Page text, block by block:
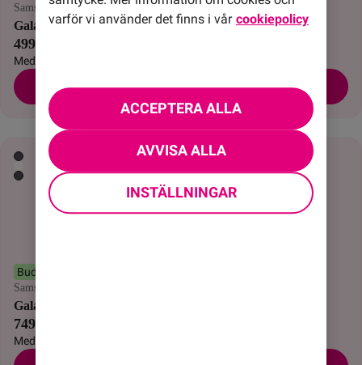
Samsung
Galaxy Z Flip8
499 kr/mån
Med abonnemang
Beställ
Apple
iPhone 17
Beställ
Buds4 Pro ingår
Samsung
Galaxy Z Fold8 Ultra
749 kr/mån
Med abonnemang
Månadens mobil
varför vi använder det finns i vår cookiepolicy
ACCEPTERA ALLA
AVVISA ALLA
INSTÄLLNINGAR